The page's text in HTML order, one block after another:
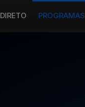
DIRETO PROGRAMAS